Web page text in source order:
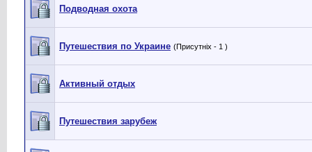
Подводная охота
Путешествия по Украине (Присутніх - 1 )
Активный отдых
Путешествия зарубеж